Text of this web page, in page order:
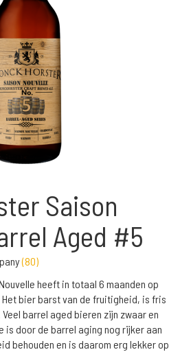
Saison
Aged #5
(80)
heeft in totaal 6 maanden op
bier barst van de fruitigheid, is fris
barrel aged bieren zijn zwaar en
is door de barrel aging nog rijker aan
behouden en is daarom erg lekker op